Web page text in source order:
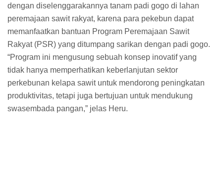
dengan diselenggarakannya tanam padi gogo di lahan
peremajaan sawit rakyat, karena para pekebun dapat
memanfaatkan bantuan Program Peremajaan Sawit
Rakyat (PSR) yang ditumpang sarikan dengan padi gogo.
“Program ini mengusung sebuah konsep inovatif yang
tidak hanya memperhatikan keberlanjutan sektor
perkebunan kelapa sawit untuk mendorong peningkatan
produktivitas, tetapi juga bertujuan untuk mendukung
swasembada pangan,” jelas Heru.